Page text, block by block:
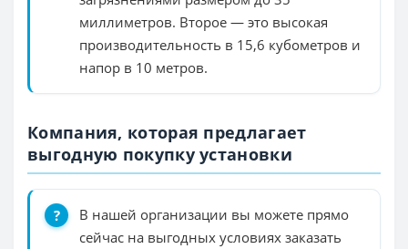
миллиметров. Второе — это высокая
производительность в 15,6 кубометров и
напор в 10 метров.
Компания, которая предлагает
выгодную покупку установки
В нашей организации вы можете прямо
сейчас на выгодных условиях заказать